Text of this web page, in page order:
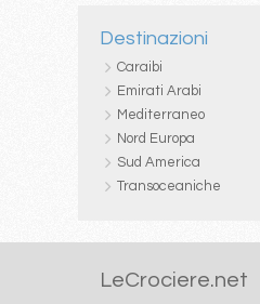
Destinazioni
Caraibi
Emirati Arabi
Mediterraneo
Nord Europa
Sud America
Transoceaniche
LeCrociere.net